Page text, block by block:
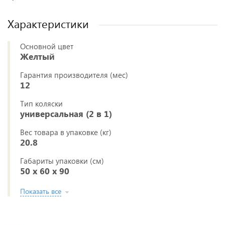
Характеристики
Основной цвет
Желтый
Гарантия производителя (мес)
12
Тип коляски
универсальная (2 в 1)
Вес товара в упаковке (кг)
20.8
Габариты упаковки (см)
50 x 60 x 90
Показать все